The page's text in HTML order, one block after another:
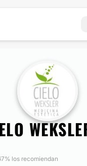
los recomiendan